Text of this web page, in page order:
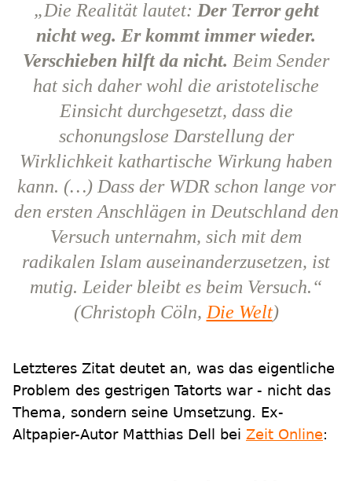
„Die Realität lautet: Der Terror geht
nicht weg. Er kommt immer wieder.
Verschieben hilft da nicht. Beim Sender
hat sich daher wohl die aristotelische
Einsicht durchgesetzt, dass die
schonungslose Darstellung der
Wirklichkeit kathartische Wirkung haben
kann. (…) Dass der WDR schon lange vor
den ersten Anschlägen in Deutschland den
Versuch unternahm, sich mit dem
radikalen Islam auseinanderzusetzen, ist
mutig. Leider bleibt es beim Versuch.“
(Christoph Cöln,Die Welt)
Letzteres Zitat deutet an, was das eigentliche
Problem des gestrigen Tatorts war - nicht das
Thema, sondern seine Umsetzung. Ex-
Altpapier-Autor Matthias Dell bei Zeit Online: